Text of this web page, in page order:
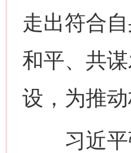
走出符合
和平、共
设，为推
习近平强